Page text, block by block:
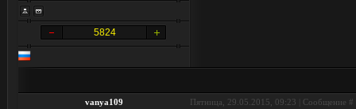
5824
vanya109 Пятница, 29.05.2015, 09:23 | Сообщение #